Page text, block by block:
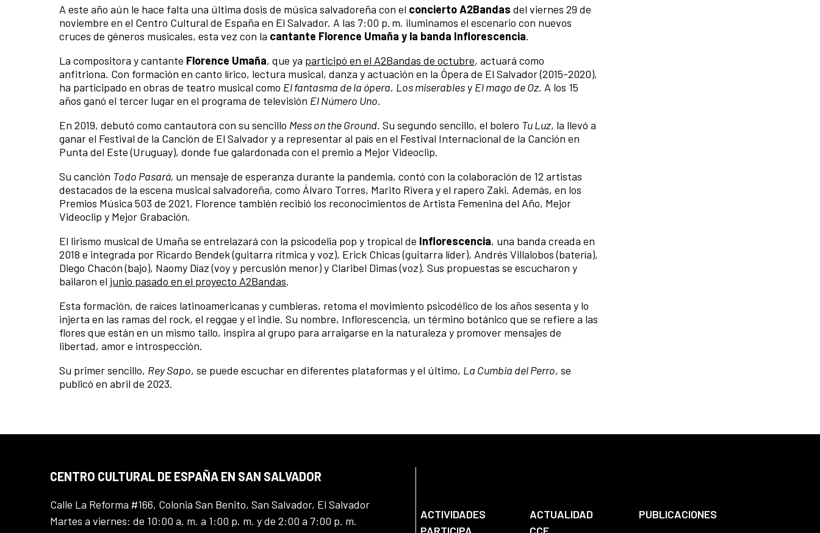
A este año aún le hace falta una última dosis de música salvadoreña con el concierto A2Bandas del viernes 29 de
noviembre en el Centro Cultural de España en El Salvador. A las 7:00 p. m. iluminamos el escenario con nuevos
cruces de géneros musicales, esta vez con la cantante Florence Umaña y la banda Inflorescencia.
La compositora y cantante Florence Umaña, que ya participó en el A2Bandas de octubre, actuará como
anfitriona. Con formación en canto lírico, lectura musical, danza y actuación en la Ópera de El Salvador (2015-2020),
ha participado en obras de teatro musical como El fantasma de la ópera, Los miserablesy El mago de Oz. A los 15
años ganó el tercer lugar en el programa de televisión El Número Uno.
En 2019, debutó como cantautora con su sencillo Mess on the Ground. Su segundo sencillo, el bolero Tu Luz, la llevó a
ganar el Festival de la Canción de El Salvador y a representar al país en el Festival Internacional de la Canción en
Punta del Este (Uruguay), donde fue galardonada con el premio a Mejor Videoclip.
Su canción Todo Pasará, un mensaje de esperanza durante la pandemia, contó con la colaboración de 12 artistas
destacados de la escena musical salvadoreña, como Álvaro Torres, Marito Rivera y el rapero Zaki. Además, en los
Premios Música 503 de 2021, Florence también recibió los reconocimientos de Artista Femenina del Año, Mejor
Videoclip y Mejor Grabación.
El lirismo musical de Umaña se entrelazará con la psicodelia pop y tropical de Inflorescencia, una banda creada en
2018 e integrada por Ricardo Bendek (guitarra rítmica y voz), Erick Chicas (guitarra líder), Andrés Villalobos (batería),
Diego Chacón (bajo), Naomy Díaz (voy y percusión menor) y Claribel Dimas (voz). Sus propuestas se escucharon y
bailaron el junio pasado en el proyecto A2Bandas.
Esta formación, de raíces latinoamericanas y cumbieras, retoma el movimiento psicodélico de los años sesenta y lo
injerta en las ramas del rock, el reggae y el indie. Su nombre, Inflorescencia, un término botánico que se refiere a las
flores que están en un mismo tallo, inspira al grupo para arraigarse en la naturaleza y promover mensajes de
libertad, amor e introspección.
Su primer sencillo, Rey Sapo, se puede escuchar en diferentes plataformas y el último, La Cumbia del Perro, se
publicó en abril de 2023.
CENTRO CULTURAL DE ESPAÑA EN SAN SALVADOR
Calle La Reforma #166, Colonia San Benito, San Salvador, El Salvador
Martes a viernes: de 10:00 a. m. a 1:00 p. m. y de 2:00 a 7:00 p. m.
ACTIVIDADES ACTUALIDAD
PUBLICACIONES